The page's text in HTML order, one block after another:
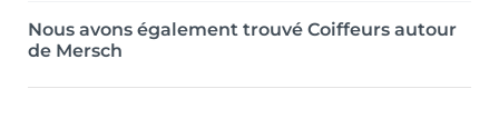
Nous avons également trouvé Coiffeurs autour
de Mersch